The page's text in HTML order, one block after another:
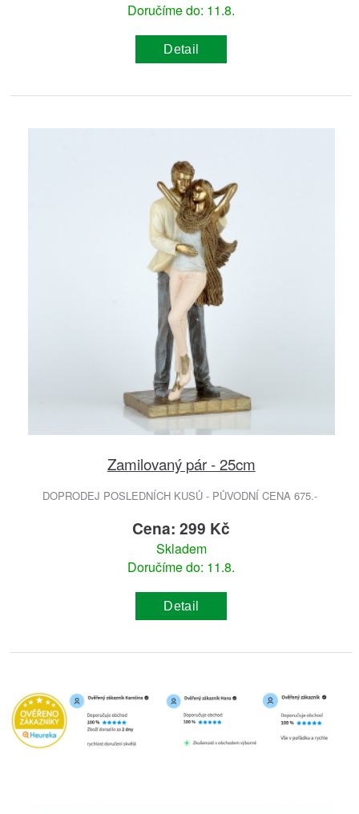
Doručíme do: 11.8.
Detail
Zamilovaný pár - 25cm
DOPRODEJ POSLEDNÍCH KUSŮ - PŮVODNÍ CENA 675.-
Cena: 299 Kč
Skladem
Doručíme do: 11.8.
Detail